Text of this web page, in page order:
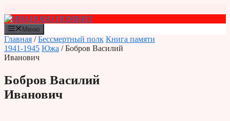
к
содержимому
Меню
Главная /Бессмертный полк Книга памяти
1941-1945 Южа / Бобров Василий
Иванович
Бобров Василий
Иванович